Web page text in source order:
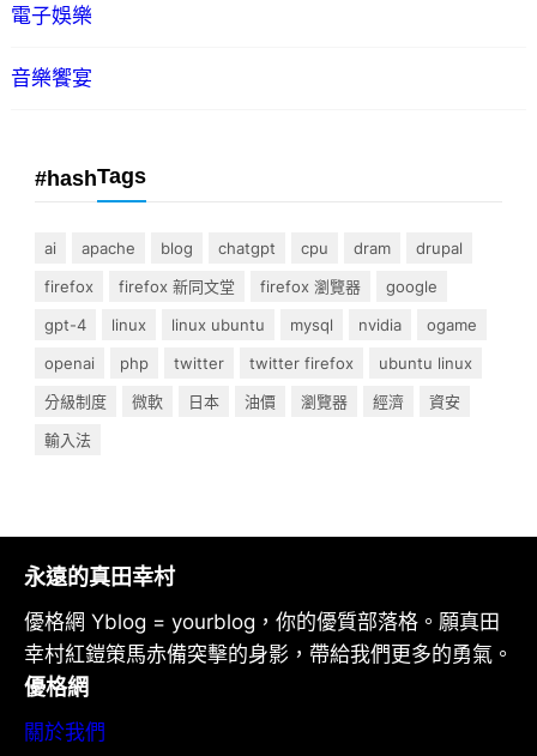
電子娛樂
音樂饗宴
#hashTags
ai apache blog chatgpt cpu dram
drupal
firefox
firefox 新同文堂 firefox 瀏覽器
google
gpt-4
linux linux ubuntu mysql nvidia
ogame
openai
php twitter twitter firefox
ubuntu linux
分級制度
微軟 日本 油價 瀏覽器 經濟
資安
輸入法
永遠的真田幸村
優格網 Yblog = yourblog，你的優質部落格。願真田
幸村紅鎧策馬赤備突擊的身影，帶給我們更多的勇氣。
優格網
關於我們